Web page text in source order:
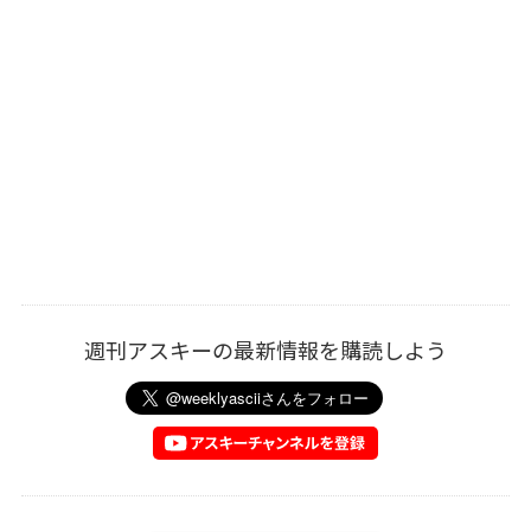
週刊アスキーの最新情報を購読しよう